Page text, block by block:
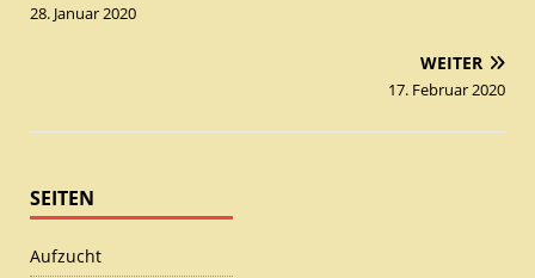
28. Januar 2020
WEITER
17. Februar 2020
SEITEN
Aufzucht